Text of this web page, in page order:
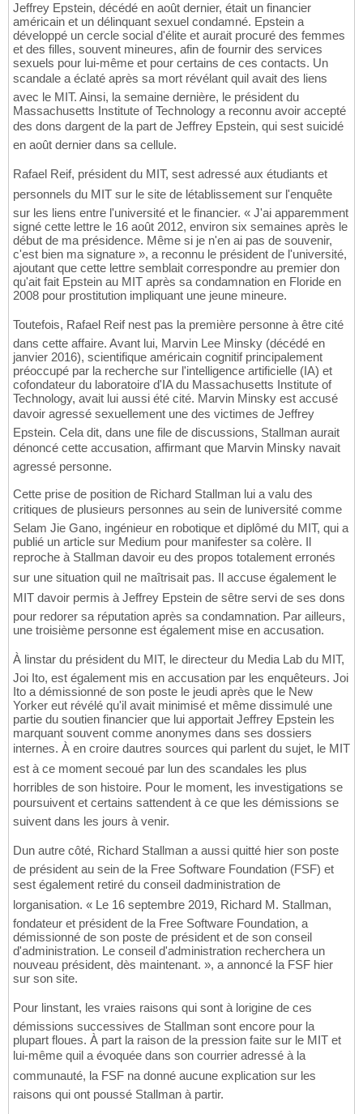
Jeffrey Epstein, décédé en août dernier, était un financier
américain et un délinquant sexuel condamné. Epstein a
développé un cercle social d'élite et aurait procuré des femmes
et des filles, souvent mineures, afin de fournir des services
sexuels pour lui-même et pour certains de ces contacts. Un
scandale a éclaté après sa mort révélant quil avait des liens
avec le MIT. Ainsi, la semaine dernière, le président du
Massachusetts Institute of Technology a reconnu avoir accepté
des dons dargent de la part de Jeffrey Epstein, qui sest suicidé
en août dernier dans sa cellule.
Rafael Reif, président du MIT, sest adressé aux étudiants et
personnels du MIT sur le site de létablissement sur l'enquête
sur les liens entre l'université et le financier. « J'ai apparemment
signé cette lettre le 16 août 2012, environ six semaines après le
début de ma présidence. Même si je n'en ai pas de souvenir,
c'est bien ma signature », a reconnu le président de l'université,
ajoutant que cette lettre semblait correspondre au premier don
qu'ait fait Epstein au MIT après sa condamnation en Floride en
2008 pour prostitution impliquant une jeune mineure.
Toutefois, Rafael Reif nest pas la première personne à être cité
dans cette affaire. Avant lui, Marvin Lee Minsky (décédé en
janvier 2016), scientifique américain cognitif principalement
préoccupé par la recherche sur l'intelligence artificielle (IA) et
cofondateur du laboratoire d'IA du Massachusetts Institute of
Technology, avait lui aussi été cité. Marvin Minsky est accusé
davoir agressé sexuellement une des victimes de Jeffrey
Epstein. Cela dit, dans une file de discussions, Stallman aurait
dénoncé cette accusation, affirmant que Marvin Minsky navait
agressé personne.
Cette prise de position de Richard Stallman lui a valu des
critiques de plusieurs personnes au sein de luniversité comme
Selam Jie Gano, ingénieur en robotique et diplômé du MIT, qui a
publié un article sur Medium pour manifester sa colère. Il
reproche à Stallman davoir eu des propos totalement erronés
sur une situation quil ne maîtrisait pas. Il accuse également le
MIT davoir permis à Jeffrey Epstein de sêtre servi de ses dons
pour redorer sa réputation après sa condamnation. Par ailleurs,
une troisième personne est également mise en accusation.
À linstar du président du MIT, le directeur du Media Lab du MIT,
Joi Ito, est également mis en accusation par les enquêteurs. Joi
Ito a démissionné de son poste le jeudi après que le New
Yorker eut révélé qu'il avait minimisé et même dissimulé une
partie du soutien financier que lui apportait Jeffrey Epstein les
marquant souvent comme anonymes dans ses dossiers
internes. À en croire dautres sources qui parlent du sujet, le MIT
est à ce moment secoué par lun des scandales les plus
horribles de son histoire. Pour le moment, les investigations se
poursuivent et certains sattendent à ce que les démissions se
suivent dans les jours à venir.
Dun autre côté, Richard Stallman a aussi quitté hier son poste
de président au sein de la Free Software Foundation (FSF) et
sest également retiré du conseil dadministration de
lorganisation. « Le 16 septembre 2019, Richard M. Stallman,
fondateur et président de la Free Software Foundation, a
démissionné de son poste de président et de son conseil
d'administration. Le conseil d'administration recherchera un
nouveau président, dès maintenant. », a annoncé la FSF hier
sur son site.
Pour linstant, les vraies raisons qui sont à lorigine de ces
démissions successives de Stallman sont encore pour la
plupart floues. À part la raison de la pression faite sur le MIT et
lui-même quil a évoquée dans son courrier adressé à la
communauté, la FSF na donné aucune explication sur les
raisons qui ont poussé Stallman à partir.